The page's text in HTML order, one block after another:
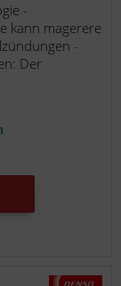
-
kann magerere
-
Der